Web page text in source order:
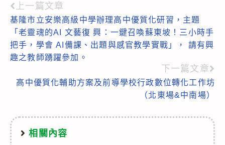
Read
more
articles
上一篇文章
基隆市立安樂高級中學辦理高中優質化研習，主題
「老靈魂的AI 文藝復 興：一鍵召喚蘇東坡！三小時手
把手，學會 AI備課、出題與感官教學實戰」， 請有興
趣之教師踴躍參加。
下一篇文章
高中優質化輔助方案及前導學校行政數位轉化工作坊
（北東場&中南場）
相關內容